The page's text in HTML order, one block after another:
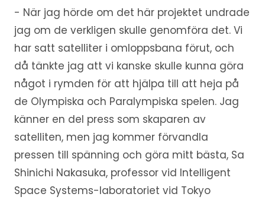
- När jag hörde om det här projektet undrade
jag om de verkligen skulle genomföra det. Vi
har satt satelliter i omloppsbana förut, och
då tänkte jag att vi kanske skulle kunna göra
något i rymden för att hjälpa till att heja på
de Olympiska och Paralympiska spelen. Jag
känner en del press som skaparen av
satelliten, men jag kommer förvandla
pressen till spänning och göra mitt bästa, Sa
Shinichi Nakasuka, professor vid Intelligent
Space Systems-laboratoriet vid Tokyo